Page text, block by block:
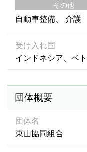
その他
自動車整備 介護
受け入れ国
インドネシア、ベ
団体概要
団体名
東山協同組合